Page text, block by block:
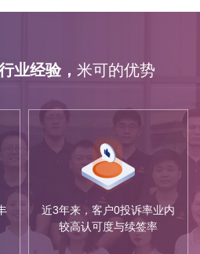
业经验，米可的优势
近3年来，客户0投诉率业内
较高认可度与续签率